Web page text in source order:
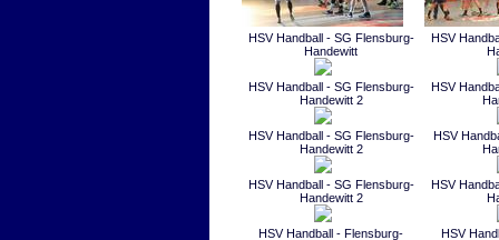
HSV Handball - SG Flensburg-
Handewitt
HSV
HSV Handball - SG Flensburg-
Handewitt 2
HSV
HSV Handball - SG Flensburg-
Handewitt 2
HSV
HSV Handball - SG Flensburg-
Handewitt 2
HSV
HSV Handball - Flensburg-
HSV